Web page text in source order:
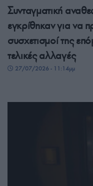
Συνταγματική
εγκρίθηκαν για να
συσχετισμοί της
τελικές αλλαγές
27/07/2026 - 11:14μμ